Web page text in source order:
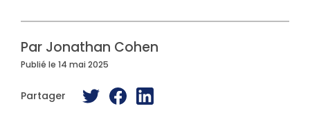
Par Jonathan Cohen
Publié le 14 mai 2025
Partager